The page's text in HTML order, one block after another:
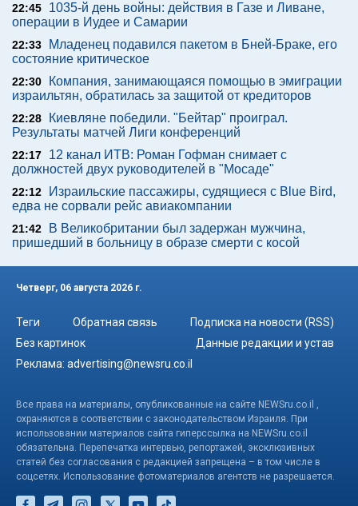
22:45
1035-й день войны: действия в Газе и Ливане,
операции в Иудее и Самарии
22:33
Младенец подавился пакетом в Бней-Браке, его
состояние критическое
22:30
Компания, занимающаяся помощью в эмиграции
израильтян, обратилась за защитой от кредиторов
22:28
Киевляне победили. "Бейтар" проиграл.
Результаты матчей Лиги конференций
22:17
12 канал ИТВ: Роман Гофман снимает с
должностей двух руководителей в "Мосаде"
22:12
Израильские пассажиры, судящиеся с Blue Bird,
едва не сорвали рейс авиакомпании
21:42
В Великобритании был задержан мужчина,
пришедший в больницу в образе смерти с косой
Четверг, 06 августа 2026 г.
Теги Обратная связь
Подписка на новости (RSS)
Без картинок
Данные редакции и устав
Реклама: advertising@newsru.co.il
Все права на материалы, опубликованные на сайте NEWSru.co.il ,
охраняются в соответствии с законодательством Израиля. При
использовании материалов сайта гиперссылка на NEWSru.co.il
обязательна. Перепечатка интервью, репортажей, эксклюзивных
статей без согласования с редакцией запрещена – в том числе в
соцсетях. Использование фотоматериалов агентств не разрешается.